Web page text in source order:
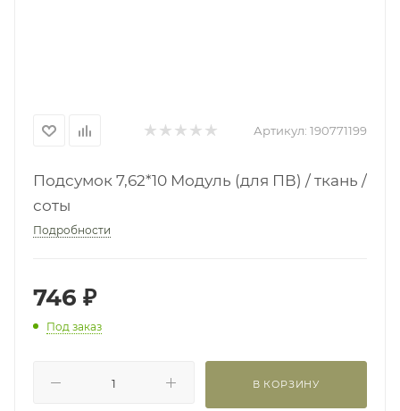
Артикул: 190771199
Подсумок 7,62*10 Модуль (для ПВ) / ткань /
соты
Подробности
746 ₽
Под заказ
В КОРЗИНУ